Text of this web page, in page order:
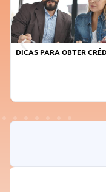
DICAS PARA OBTER